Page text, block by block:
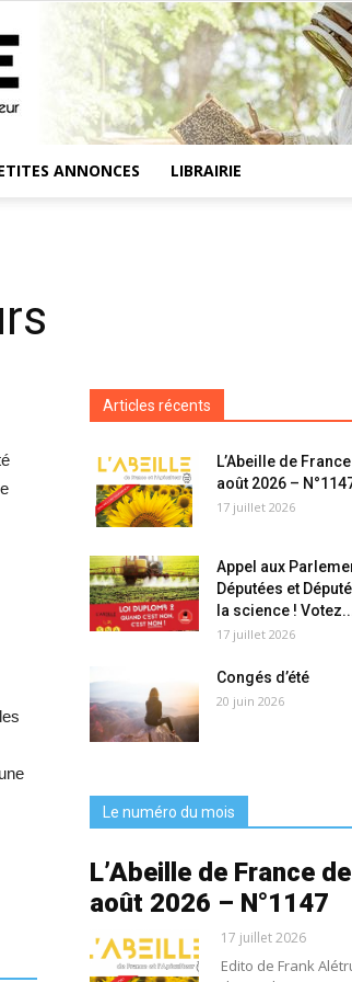
ANNONCES LIBRAIRIE
Articles récents
L’Abeille de
août 2026 –
17 juillet 2026
Appel aux
Députées et
la science !
17 juillet 2026
Congés d’été
20 juin 2026
Le numéro du mois
L’Abeille de France
août 2026 – N°1147
17 juillet 2026
Edito de Frank